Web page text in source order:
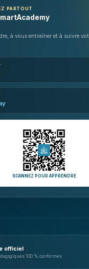
PARTOUT
à vous entraîner et à suivre
SCANNEZ POUR APPRENDRE
officiel
100 % conformes